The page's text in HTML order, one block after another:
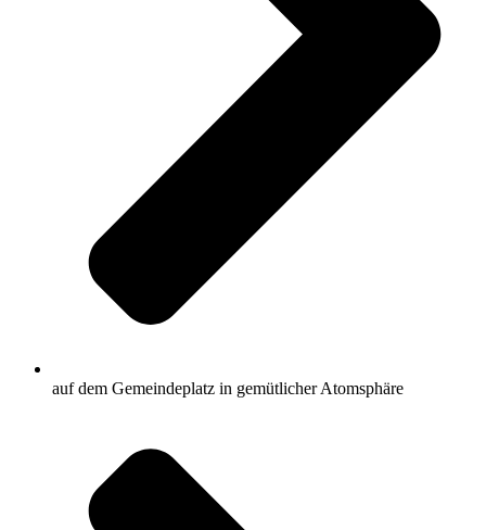
auf dem Gemeindeplatz in gemütlicher Atomsphäre